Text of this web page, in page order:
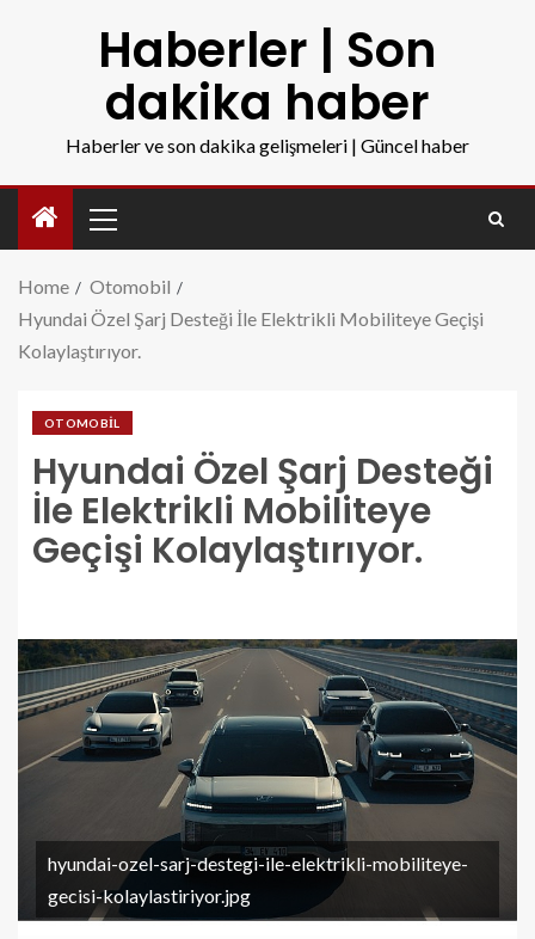
Haberler | Son
dakika haber
Haberler ve son dakika gelişmeleri | Güncel haber
Home
Otomobil
Hyundai Özel Şarj Desteği İle Elektrikli Mobiliteye Geçişi
Kolaylaştırıyor.
OTOMOBIL
Hyundai Özel Şarj Desteği
İle Elektrikli Mobiliteye
Geçişi Kolaylaştırıyor.
hyundai-ozel-sarj-destegi-ile-elektrikli-mobiliteye-
gecisi-kolaylastiriyor.jpg